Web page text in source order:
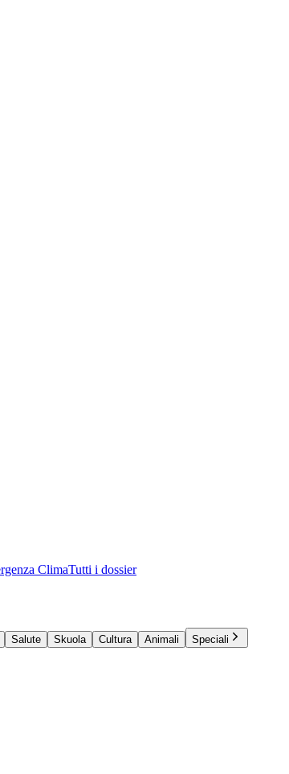
ClimaTutti i dossier
Salute Skuola Cultura Animali
Speciali